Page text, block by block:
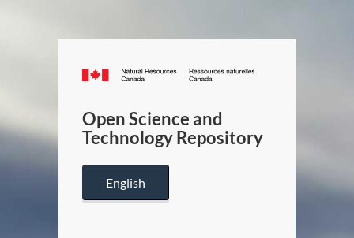
Canada.ca
/
Canada
Open Science and
Technology Repository
English